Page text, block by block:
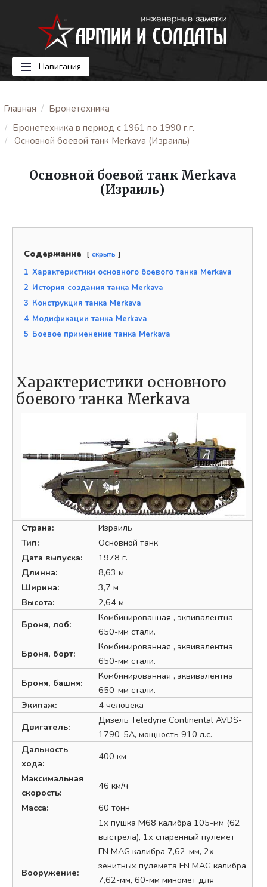
Навигация
Главная
Бронетехника
Бронетехника в период с 1961 по 1990 г.г.
Основной боевой танк Merkava (Израиль)
Основной боевой танк Merkava
(Израиль)
Содержание скрыть
1 Характеристики основного боевого танка Merkava
2 История создания танка Merkava
3 Конструкция танка Merkava
4 Модификации танка Merkava
5 Боевое применение танка Merkava
Характеристики основного
боевого танка Merkava
Страна:
Израиль
Тип:
Основной танк
Дата выпуска:
1978 г.
Длинна:
8,63 м
Ширина:
3,7 м
Высота:
2,64 м
Броня, лоб:
Комбинированная , эквивалентна
650-мм стали.
Броня, борт:
Комбинированная , эквивалентна
650-мм стали.
Броня, башня:
Комбинированная , эквивалентна
650-мм стали.
Экипаж:
4 человека
Двигатель:
Дизель Teledyne Continental AVDS-
1790-5A, мощность 910 л.с.
Дальность
хода:
400 км
Максимальная
скорость:
46 км/ч
Масса:
60 тонн
Вооружение:
1х пушка М68 калибра 105-мм (62
выстрела), 1х спаренный пулемет
FN MAG калибра 7,62-мм, 2х
зенитных пулемета FN MAG калибра
7,62-мм, 60-мм миномет для